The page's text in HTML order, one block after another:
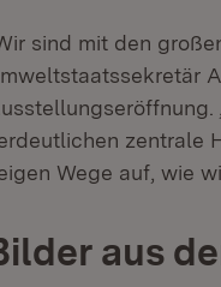
sind mit den
zentrale
Wege auf, wie
aus